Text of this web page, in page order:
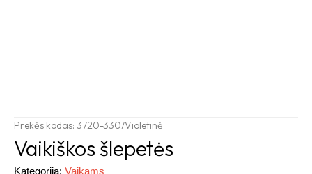
Prekės kodas: 3720-330/Violetinė
Vaikiškos šlepetės
Kategorija: Vaikams